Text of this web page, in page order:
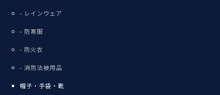
レインウェア
防寒服
防火衣
消防法被用品
帽子・手袋・靴